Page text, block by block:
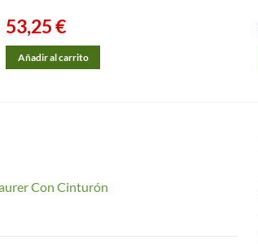
53,25€
Añadir al carrito
Con Cinturón